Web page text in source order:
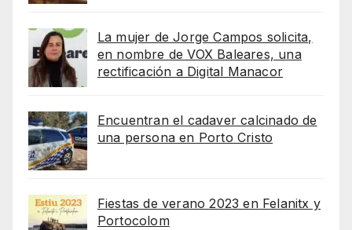
La mujer de Jorge Campos solicita,
en nombre de VOX Baleares, una
rectificación a Digital Manacor
Encuentran el cadaver calcinado de
una persona en Porto Cristo
Fiestas de verano 2023 en Felanitx y
Portocolom